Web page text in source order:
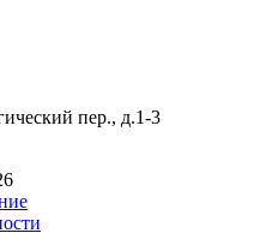
пер., д.1-3